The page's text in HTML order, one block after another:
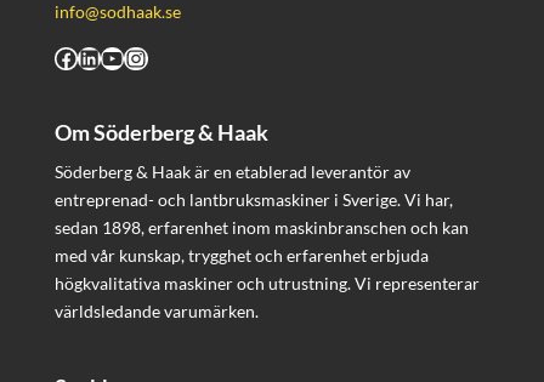
info@sodhaak.se
Facebook
LinkedIn
YouTube
Instagram
Om Söderberg & Haak
Söderberg & Haak är en etablerad leverantör av
entreprenad- och lantbruksmaskiner i Sverige. Vi har,
sedan 1898, erfarenhet inom maskinbranschen och kan
med vår kunskap, trygghet och erfarenhet erbjuda
högkvalitativa maskiner och utrustning. Vi representerar
världsledande varumärken.